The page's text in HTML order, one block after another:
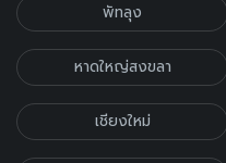
พัทลุง
หาดใหญ่สงขลา
เชียงใหม่